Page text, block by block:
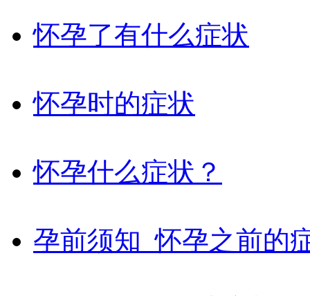
怀孕了有什么症状
怀孕时的症状
怀孕什么症状？
孕前须知_怀孕之前的